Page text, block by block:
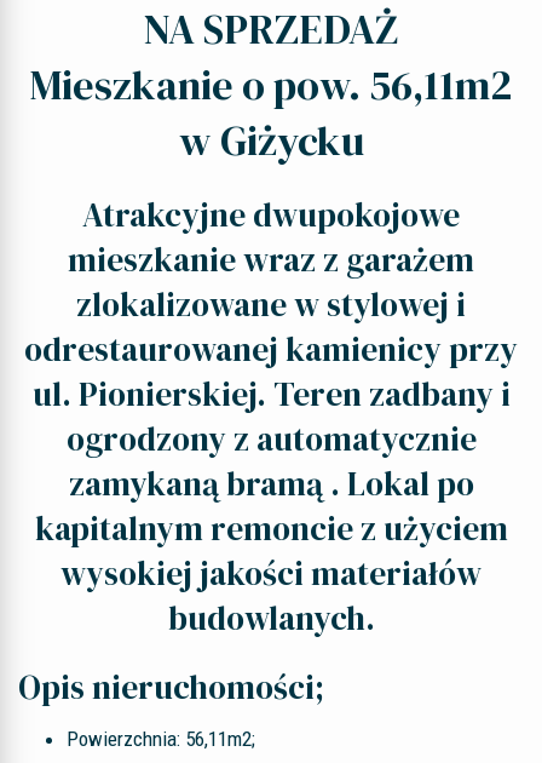
NA SPRZEDAŻ
Mieszkanie o pow. 56,11m2
w Giżycku
Atrakcyjne dwupokojowe
mieszkanie wraz z garażem
zlokalizowane w stylowej i
odrestaurowanej kamienicy przy
ul. Pionierskiej. Teren zadbany i
ogrodzony z automatycznie
zamykaną bramą . Lokal po
kapitalnym remoncie z użyciem
wysokiej jakości materiałów
budowlanych.
Opis nieruchomości;
Powierzchnia: 56,11m2;